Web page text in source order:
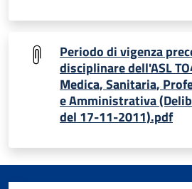
Periodo di vigenza
disciplinare dell'ASL
Medica, Sanitaria,
e Amministrativa
del 17-11-2011).pdf